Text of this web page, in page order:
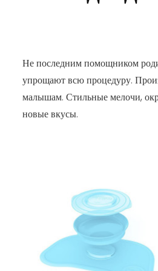
Не последним помощником
упрощают всю процедуру.
малышам. Стильные мелочи,
новые вкусы.